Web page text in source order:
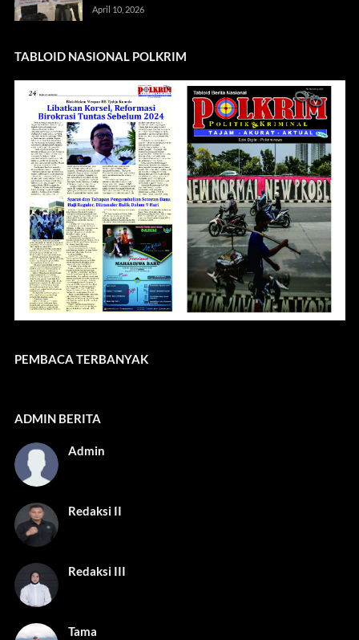
April 10, 2026
TABLOID NASIONAL POLKRIM
PEMBACA TERBANYAK
ADMIN BERITA
Admin
Redaksi II
Redaksi III
Tama